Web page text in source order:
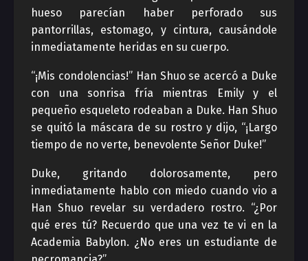
hueso parecían haber perforado sus
pantorrillas, estomago, y cintura, causándole
inmediatamente heridas en su cuerpo.
“¡Mis condolencias!” Han Shuo se acercó a Duke
con una sonrisa fría mientras Emily y el
pequeño esqueleto rodeaban a Duke. Han Shuo
se quitó la máscara de su rostro y dijo, “¡Largo
tiempo de no verte, benevolente Señor Duke!”
Duke, gritando dolorosamente, pero
inmediatamente hablo con miedo cuando vio a
Han Shuo revelar su verdadero rostro. “¿Por
qué eres tú? Recuerdo que una vez te vi en la
Academia Babylon. ¿No eres un estudiante de